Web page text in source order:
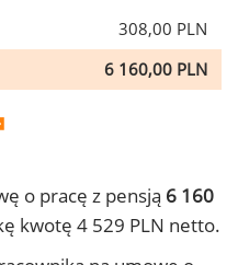
308,00 PLN
6 160,00 PLN
o pracę z pensją 6 160
kwotę 4 529 PLN netto.